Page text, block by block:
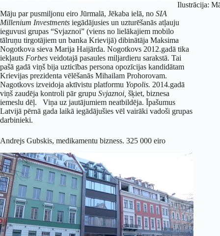
Ilustrācija:
Māju par pusmiljonu eiro Jūrmalā, Jēkaba ielā, no SIA
Millenium Investments iegādājusies un uzturēšanās atļauju
ieguvusi grupas “Svjaznoi” (viens no lielākajiem mobilo
tālruņu tirgotājiem un banka Krievijā) dibinātāja Maksima
Nogotkova sieva Marija Haijārda. Nogotkovs 2012.gadā tika
iekļauts Forbes veidotajā pasaules miljardieru sarakstā. Tai
pašā gadā viņš bija uzticības persona opozīcijas kandidātam
Krievijas prezidenta vēlēšanās Mihailam Prohorovam.
Nagotkovs izveidoja aktīvistu platformu Yopolis. 2014.gadā
viņš zaudēja kontroli pār grupu Svjaznoi, šķiet, biznesa
iemeslu dēļ. Viņa uz jautājumiem neatbildēja. Īpašumus
Latvijā pērnā gada laikā iegādājušies vēl vairāki vadoši grupas
darbinieki.
Andrejs Gubskis, medikamentu bizness. 325 000 eiro